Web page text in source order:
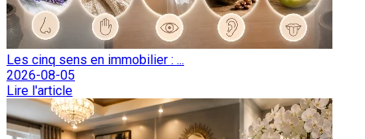
Les cinq sens en immobilier : ...
2026-08-05
Lire l'article